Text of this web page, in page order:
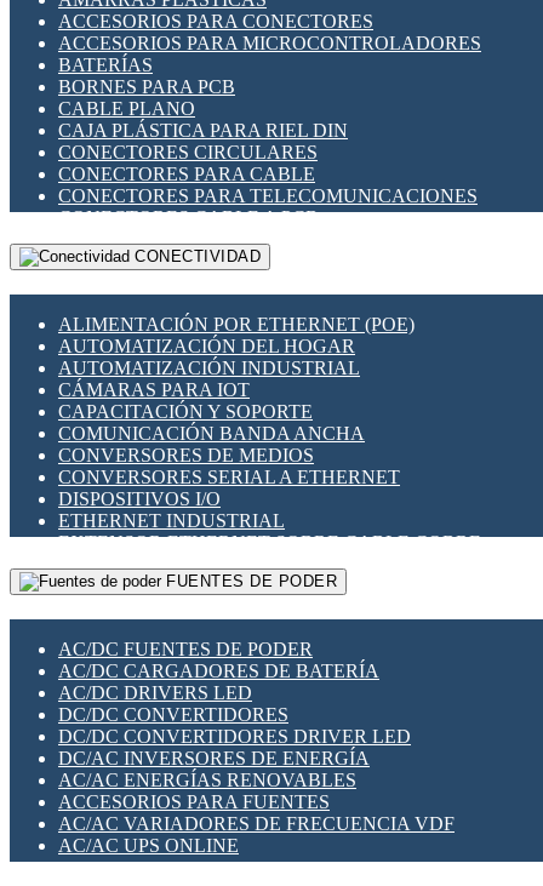
INDICADORES PARA PANEL
INTERFACES DE RELÉ
INTERRUPTORES FIN DE CARRERA
LLAVES CONMUTADORAS
MEDIDORES DE ENERGÍA Y TC'S DE CORRIENTE
MOTORES PASO A PASO
PANTALLAS HMI
PLC -CONTROLADORES LÓGICO PROGRAMABLES
PROGRAMADORES DE HORARIO
RELÉS DE PROTECCIÓN
SENSORES CAPACITIVOS
SENSORES INDUCTIVOS
TEMPORIZADORES
VARIACS
VARIADORES DE FRECUENCIA [VDF]
SECCIONADORES - INTERRUPTORES
MAQUINARIA
ACCESORIOS PARA CONECTORES
ACCESORIOS PARA MICROCONTROLADORES
BATERÍAS
BORNES PARA PCB
CABLE PLANO
CAJA PLÁSTICA PARA RIEL DIN
CONECTORES CIRCULARES
CONECTORES PARA CABLE
CONECTORES PARA TELECOMUNICACIONES
CONECTORES CABLE A PCB
CONECTORES PCB A CABLE
DIP SWITCHES
HERRAMIENTAS VARIAS
ILUMINACIÓN LED
INTERRUPTORES REED
INTERFACES DE RELÉ
OTROS RELÉS
PROTECCIÓN TÉRMICA
RELÉS AUTOMOTRICES
RELÉS DE SEÑAL
RELÉS DE ESTADO SÓLIDO SSR
RELÉS INDUSTRIALES
RELÉS MINIATURA DE POTENCIA
SENSORES MAGNÉTICOS
SWITCH Y MICROSWITCH
TARJETAS PI
UNIÓN Y DERIVACIÓN DE CABLE
CONECTIVIDAD
ALIMENTACIÓN POR ETHERNET (POE)
AUTOMATIZACIÓN DEL HOGAR
AUTOMATIZACIÓN INDUSTRIAL
CÁMARAS PARA IOT
CAPACITACIÓN Y SOPORTE
COMUNICACIÓN BANDA ANCHA
CONVERSORES DE MEDIOS
CONVERSORES SERIAL A ETHERNET
DISPOSITIVOS I/O
ETHERNET INDUSTRIAL
EXTENSOR ETHERNET SOBRE CABLE COBRE
GATEWAY LORAWAN
GESTIÓN DE REDES
PLACAS MODULARES IOT
SWITCHES Y REDES WIFI
SOLUCIONES IOT
SOLUCIONES LORAWAN
SOLUCIONES RED CELULAR
SEGURIDAD PARA REDES
SWITCHES LAN
TELEFONÍA IP (VOIP)
VIGILANCIA IP (CCTV)
MESHTASTIC
FUENTES DE PODER
AC/DC FUENTES DE PODER
AC/DC CARGADORES DE BATERÍA
AC/DC DRIVERS LED
DC/DC CONVERTIDORES
DC/DC CONVERTIDORES DRIVER LED
DC/AC INVERSORES DE ENERGÍA
AC/AC ENERGÍAS RENOVABLES
ACCESORIOS PARA FUENTES
AC/AC VARIADORES DE FRECUENCIA VDF
AC/AC UPS ONLINE